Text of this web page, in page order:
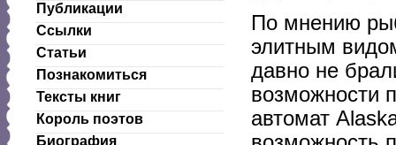
Публикации
Ссылки
Статьи
Познакомиться
Тексты книг
Король поэтов
Биография
По мнению
элитным
давно не
возможности
автомат